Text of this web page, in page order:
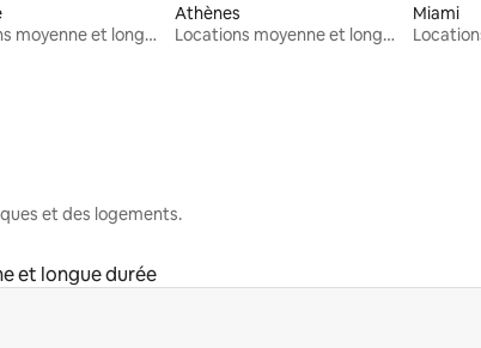
Locations moyenne et longue durée
Athènes
Locations moyenne et longue durée
Miami
et des logements.
et longue durée